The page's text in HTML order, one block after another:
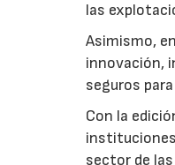
las
Asimismo,
innovación,
seguros
Con la
sector de